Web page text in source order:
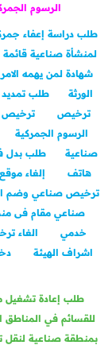
الرسوم
طلب دراسة إعفاء
لمنشأة صناعية قائمة
شهادة لمن يهمه
الورثة
طلب
ترخيص
ترخيص
الرسوم الجمركية
صناعية
طلب بدل
هاتف
إلغاء
ترخيص صناعي وضم
صناعي مقام فى
خدمي
الغاء
اشراف الهيئة
طلب إعادة تشغيل
للقسائم في المناطق
بمنطقة صناعية